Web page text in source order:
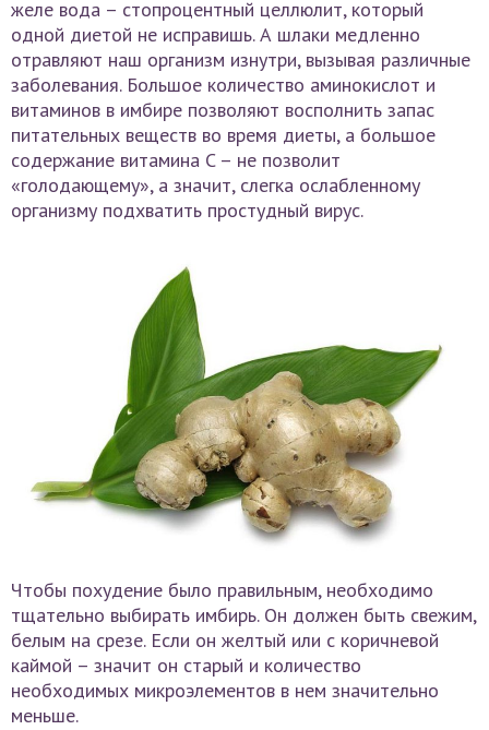
желе вода – стопроцентный целлюлит, который
одной диетой не исправишь. А шлаки медленно
отравляют наш организм изнутри, вызывая различные
заболевания. Большое количество аминокислот и
витаминов в имбире позволяют восполнить запас
питательных веществ во время диеты, а большое
содержание витамина C – не позволит
«голодающему», а значит, слегка ослабленному
организму подхватить простудный вирус.
Чтобы похудение было правильным, необходимо
тщательно выбирать имбирь. Он должен быть свежим,
белым на срезе. Если он желтый или с коричневой
каймой – значит он старый и количество
необходимых микроэлементов в нем значительно
меньше.